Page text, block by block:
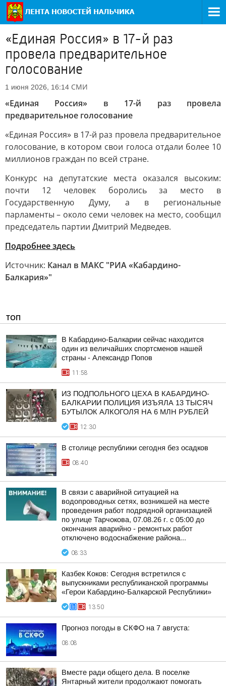
«Единая Россия» в 17-й раз
провела предварительное
голосование
1 июня 2026, 16:14 СМИ
«Единая Россия» в 17-й раз провела
предварительное голосование
«Единая Россия» в 17-й раз провела предварительное
голосование, в котором свои голоса отдали более 10
миллионов граждан по всей стране.
Конкурс на депутатские места оказался высоким:
почти 12 человек боролись за место в
Государственную Думу, а в региональные
парламенты – около семи человек на место, сообщил
председатель партии Дмитрий Медведев.
Подробнее здесь
Источник: Канал в МАКС "РИА «Кабардино-
Балкария»"
ТОП
В Кабардино-Балкарии сейчас находится
один из величайших спортсменов нашей
страны - Александр Попов
11:58
ИЗ ПОДПОЛЬНОГО ЦЕХА В КАБАРДИНО-
БАЛКАРИИ ПОЛИЦИЯ ИЗЪЯЛА 13 ТЫСЯЧ
БУТЫЛОК АЛКОГОЛЯ НА 6 МЛН РУБЛЕЙ
12:30
В столице республики сегодня без осадков
08:40
В связи с аварийной ситуацией на
водопроводных сетях, возникшей на месте
проведения работ подрядной организацией
по улице Тарчокова, 07.08.26 г. с 05:00 до
окончания аварийно - ремонтых работ
отключено водоснабжение района...
08:33
Казбек Коков: Сегодня встретился с
выпускниками республиканской программы
«Герои Кабардино-Балкарской Республики»
13:50
Прогноз погоды в СКФО на 7 августа:
08:08
Вместе ради общего дела. В поселке
Янтарный жители продолжают помогать